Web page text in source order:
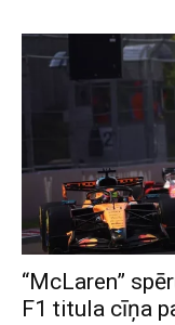
“McLaren”
F1 titula cīņa